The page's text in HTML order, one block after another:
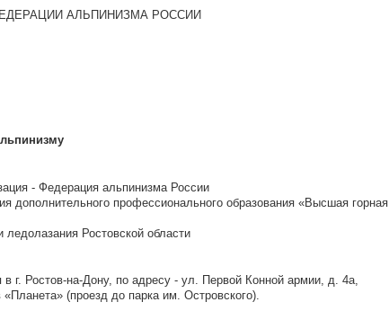
АЛЬПИНИЗМА РОССИИ
- Федерация альпинизма России
дополнительного профессионального образования «Высшая горная
Ростовской области
г. Ростов-на-Дону, по адресу - ул. Первой Конной армии, д. 4а,
«Планета» (проезд до парка им. Островского).